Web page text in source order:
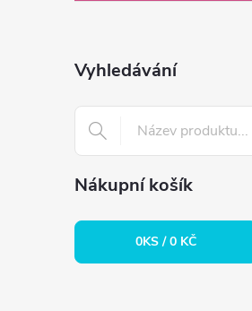
Vyhledávání
Nákupní košík
0KS /0 KČ